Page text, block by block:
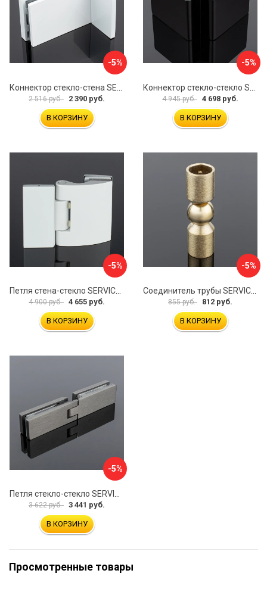
-5%
Коннектор стекло-стена SERVICE PLUS K02-203WM/sus304
2 516 руб. 2 390 руб.
В КОРЗИНУ
-5%
Коннектор стекло-стекло SERVICE PLUS K03-201BLK/brass
4 945 руб. 4 698 руб.
В КОРЗИНУ
-5%
4 900 руб. 4 655 руб.
В КОРЗИНУ
-5%
855 руб. 812 руб.
В КОРЗИНУ
-5%
3 622 руб. 3 441 руб.
В КОРЗИНУ
Просмотренные товары